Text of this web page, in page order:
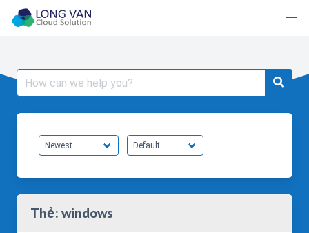
Skip
Search
for:
Thẻ:windows